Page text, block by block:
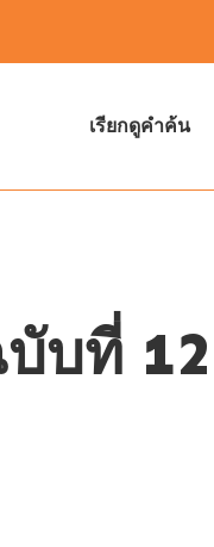
เรียกดูคำค้น
บที่